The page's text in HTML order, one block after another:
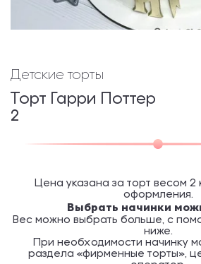
Детские торты
Торт Гарри Поттер
2
Цена указана за торт весом 2
оформления.
Выбрать начинки
Вес можно выбрать больше, с
ниже.
При необходимости начинку
раздела «фирменные торты»,